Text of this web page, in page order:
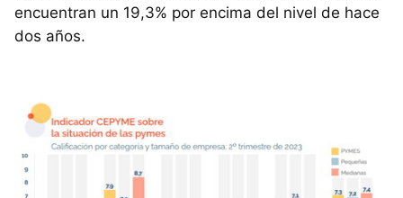
encuentran un 19,3% por encima del nivel de hace
dos años.